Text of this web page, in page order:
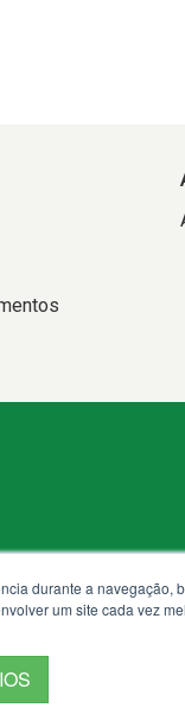
durante a navegação,
um site cada vez